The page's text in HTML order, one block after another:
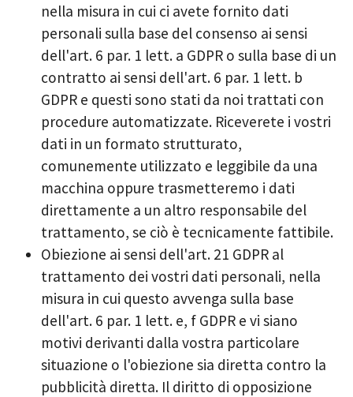
nella misura in cui ci avete fornito dati
personali sulla base del consenso ai sensi
dell'art. 6 par. 1 lett. a GDPR o sulla base di un
contratto ai sensi dell'art. 6 par. 1 lett. b
GDPR e questi sono stati da noi trattati con
procedure automatizzate. Riceverete i vostri
dati in un formato strutturato,
comunemente utilizzato e leggibile da una
macchina oppure trasmetteremo i dati
direttamente a un altro responsabile del
trattamento, se ciò è tecnicamente fattibile.
Obiezione ai sensi dell'art. 21 GDPR al
trattamento dei vostri dati personali, nella
misura in cui questo avvenga sulla base
dell'art. 6 par. 1 lett. e, f GDPR e vi siano
motivi derivanti dalla vostra particolare
situazione o l'obiezione sia diretta contro la
pubblicità diretta. Il diritto di opposizione